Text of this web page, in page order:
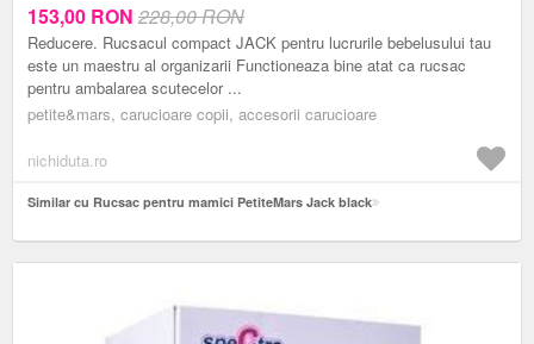
153,00 RON 228,00 RON
Reducere. Rucsacul compact JACK pentru lucrurile bebelusului tau
este un maestru al organizarii Functioneaza bine atat ca rucsac
pentru ambalarea scutecelor ...
petite&mars, carucioare copii, accesorii carucioare
nichiduta.ro
Similar cu Rucsac pentru mamici PetiteMars Jack black